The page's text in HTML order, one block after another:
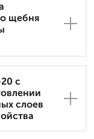
щебня
с
слоев